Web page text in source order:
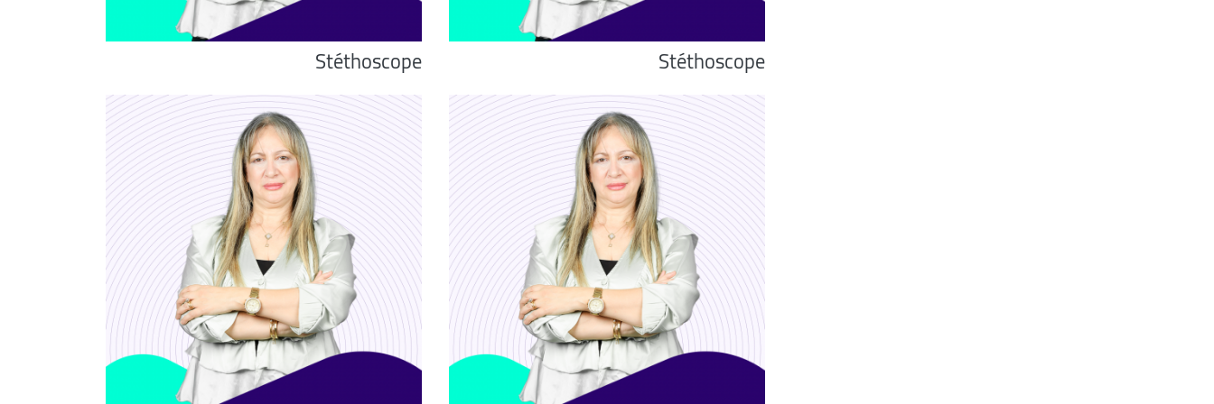
Stéthoscope Stéthoscope